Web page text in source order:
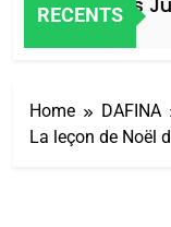
RECENTS
Home
DAFINA
La leçon de Noël